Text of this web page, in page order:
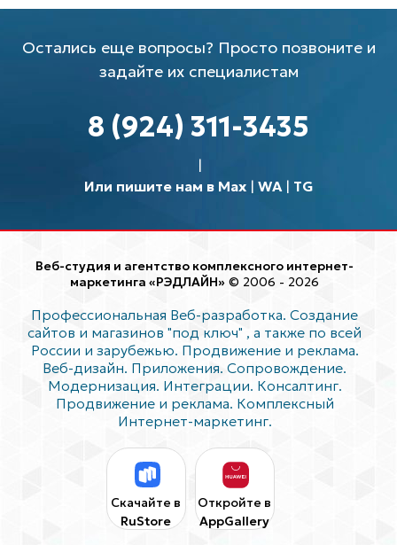
Остались еще вопросы? Просто позвоните и
задайте их специалистам
8 (924) 311-3435
Или пишите нам в Max| WA| TG
Веб-студия и агентство комплексного интернет-
маркетинга «РЭДЛАЙН» © 2006 - 2026
Профессиональная Веб-разработка. Создание
сайтов и магазинов "под ключ" , а также по всей
России и зарубежью. Продвижение и реклама.
Веб-дизайн. Приложения. Сопровождение.
Модернизация. Интеграции. Консалтинг.
Продвижение и реклама. Комплексный
Интернет-маркетинг.
Скачайте в
RuStore
Откройте в
AppGallery